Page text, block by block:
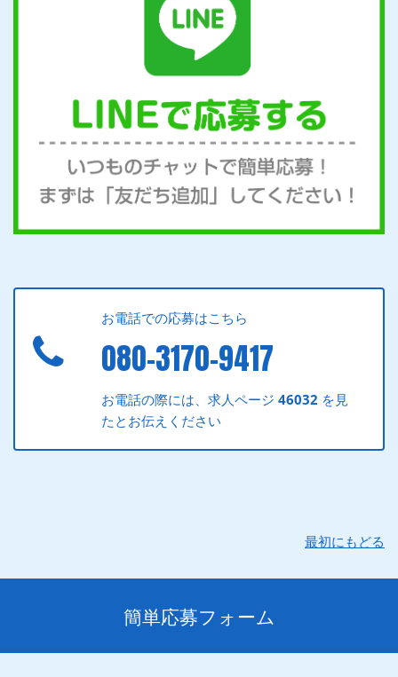
お電話での応募はこちら
080-3170-9417
お電話の際には、求人ページ46032 を見
たとお伝えください
最初にもどる
簡単応募フォーム